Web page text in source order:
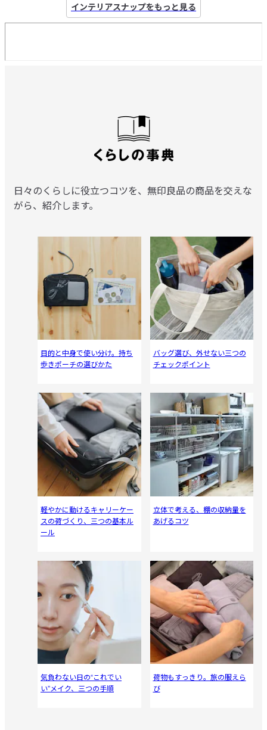
インテリアスナップをもっと見る
日々のくらしに役立つコツを、無印良品の商品を交えな
がら、紹介します。
目的と中身で使い分け。持ち
歩きポーチの選びかた
バッグ選び、外せない三つの
チェックポイント
軽やかに動けるキャリーケー
スの荷づくり、三つの基本ル
ール
立体で考える、棚の収納量を
あげるコツ
気負わない日の“これでい
い”メイク、三つの手順
荷物もすっきり。旅の服えら
び